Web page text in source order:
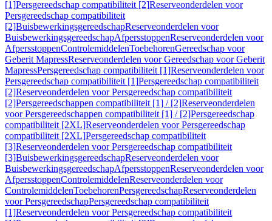
[1]Persgereedschap compatibiliteit [2]Reserveonderdelen voor
Persgereedschap compatibiliteit
[2]BuisbewerkingsgereedschapReserveonderdelen voor
BuisbewerkingsgereedschapAfpersstoppenReserveonderdelen voor
AfpersstoppenControlemiddelenToebehorenGereedschap voor
Geberit MapressReserveonderdelen voor Gereedschap voor Geberit
MapressPersgereedschap compatibiliteit [1]Reserveonderdelen voor
Persgereedschap compatibiliteit [1]Persgereedschap compatibiliteit
[2]Reserveonderdelen voor Persgereedschap compatibiliteit
[2]Persgereedschappen compatibiliteit [1] / [2]Reserveonderdelen
voor Persgereedschappen compatibiliteit [1] / [2]Persgereedschap
compatibiliteit [2XL]Reserveonderdelen voor Persgereedschap
compatibiliteit [2XL]Persgereedschap compatibiliteit
[3]Reserveonderdelen voor Persgereedschap compatibiliteit
[3]BuisbewerkingsgereedschapReserveonderdelen voor
BuisbewerkingsgereedschapAfpersstoppenReserveonderdelen voor
AfpersstoppenControlemiddelenReserveonderdelen voor
ControlemiddelenToebehorenPersgereedschapReserveonderdelen
voor PersgereedschapPersgereedschap compatibiliteit
[1]Reserveonderdelen voor Persgereedschap compatibiliteit